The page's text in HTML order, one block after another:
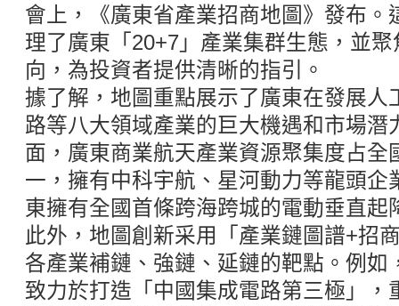
會上，《廣東省產業招商地圖》發布。
理了廣東「20+7」產業集群生態，並
向，為投資者提供清晰的指引。
據了解，地圖重點展示了廣東在發展人
路等八大領域產業的巨大機遇和市場潛
面，廣東商業航天產業資源聚集度占全
一，擁有中科宇航、星河動力等龍頭企
東擁有全國首條跨海跨城的電動垂直起
此外，地圖創新采用「產業鏈圖譜+招
各產業補鏈、強鏈、延鏈的靶點。例如
致力於打造「中國集成電路第三極」，